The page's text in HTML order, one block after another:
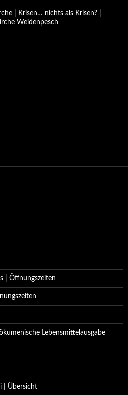
| Krisen… nichts als Krisen? |
Weidenpesch
| Öffnungszeiten
Lebensmittelausgabe
| Übersicht